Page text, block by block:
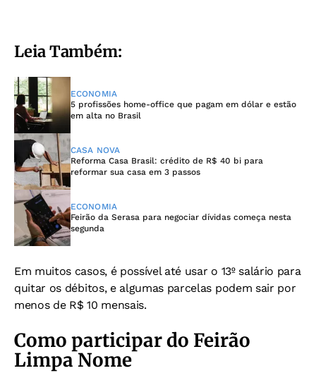
Leia Também:
ECONOMIA
5 profissões home-office que pagam em dólar e estão
em alta no Brasil
CASA NOVA
Reforma Casa Brasil: crédito de R$ 40 bi para
reformar sua casa em 3 passos
ECONOMIA
Feirão da Serasa para negociar dívidas começa nesta
segunda
Em muitos casos, é possível até usar o 13º salário para
quitar os débitos, e algumas parcelas podem sair por
menos de R$ 10 mensais.
Como participar do Feirão
Limpa Nome